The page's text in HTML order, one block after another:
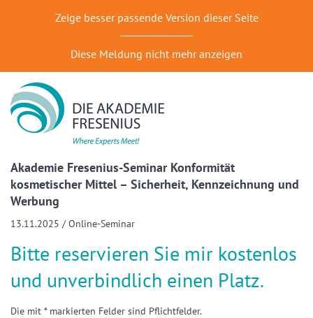
Zeige besser passende Version dieser Seite
Diese Meldung nicht mehr anzeigen
Akademie Fresenius-Seminar Konformität
kosmetischer Mittel – Sicherheit, Kennzeichnung und
Werbung
13.11.2025 / Online-Seminar
Bitte reservieren Sie mir kostenlos
und unverbindlich einen Platz.
Die mit * markierten Felder sind Pflichtfelder.